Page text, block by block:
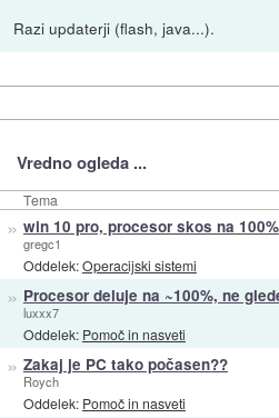
Razi updaterji (flash, java...).
Vredno ogleda ...
Tema
» win 10 pro, procesor skos na 100%
gregc1
Oddelek:Operacijski sistemi
» Procesor deluje na ~100%, ne
luxxx7
Oddelek: Pomoč in nasveti
» Zakaj je PC tako počasen??
Roych
Oddelek: Pomoč in nasveti